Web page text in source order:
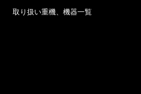
取り扱い重機、機器一覧